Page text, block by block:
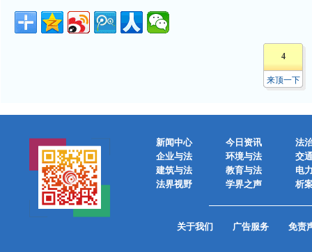
4
来顶一下
新闻中心 今日资讯
法
企业与法
环境与法
交
建筑与法
教育与法
电
法界视野
学界之声 析
关于我们 广告服务 免责